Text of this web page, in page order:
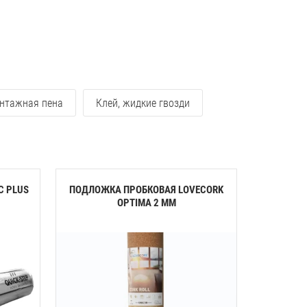
пена Клей, жидкие гвозди
PLUS
ПОДЛОЖКА ПРОБКОВАЯ LOVECORK
OPTIMA 2 ММ